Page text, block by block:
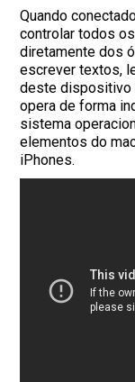
Quando
controlar todos
diretamente dos
escrever textos,
deste dispositivo
opera de forma
sistema
elementos do
iPhones.